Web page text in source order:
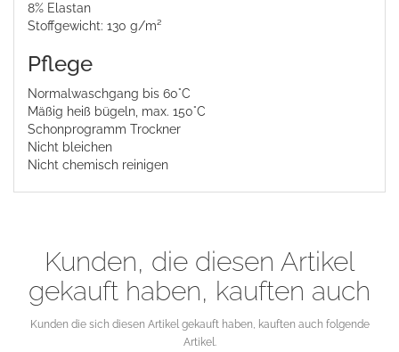
8% Elastan
Stoffgewicht: 130 g/m²
Pflege
Normalwaschgang bis 60°C
Mäßig heiß bügeln, max. 150°C
Schonprogramm Trockner
Nicht bleichen
Nicht chemisch reinigen
Kunden, die diesen Artikel
gekauft haben, kauften auch
Kunden die sich diesen Artikel gekauft haben, kauften auch folgende
Artikel.